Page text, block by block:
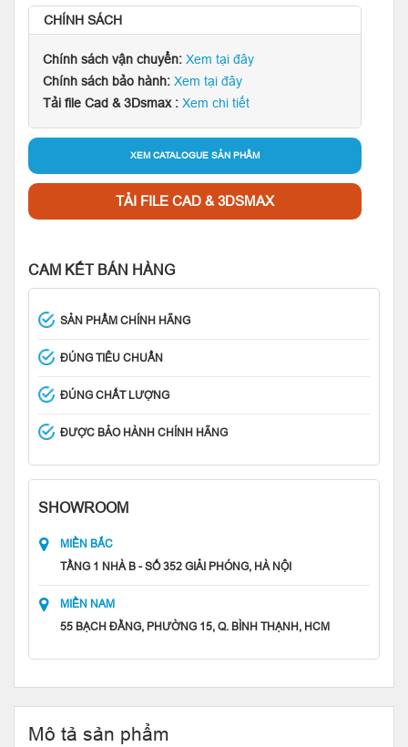
CHÍNH SÁCH
Chính sách vận chuyển: Xem tại đây
Chính sách bảo hành: Xem tại đây
Tải file Cad & 3Dsmax : Xem chi tiết
XEM CATALOGUE SẢN PHẨM
TẢI FILE CAD & 3DSMAX
CAM KẾT BÁN HÀNG
SẢN PHẨM CHÍNH HÃNG
ĐÚNG TIÊU CHUẨN
ĐÚNG CHẤT LƯỢNG
ĐƯỢC BẢO HÀNH CHÍNH HÃNG
SHOWROOM
MIỀN BẮC
TẦNG 1 NHÀ B - SỐ 352 GIẢI PHÓNG, HÀ NỘI
MIỀN NAM
55 BẠCH ĐẰNG, PHƯỜNG 15, Q. BÌNH THẠNH, HCM
Mô tả sản phẩm